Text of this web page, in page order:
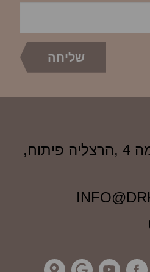
המנופים 2 ,קומה 4 ,הרצליה פיתוח,